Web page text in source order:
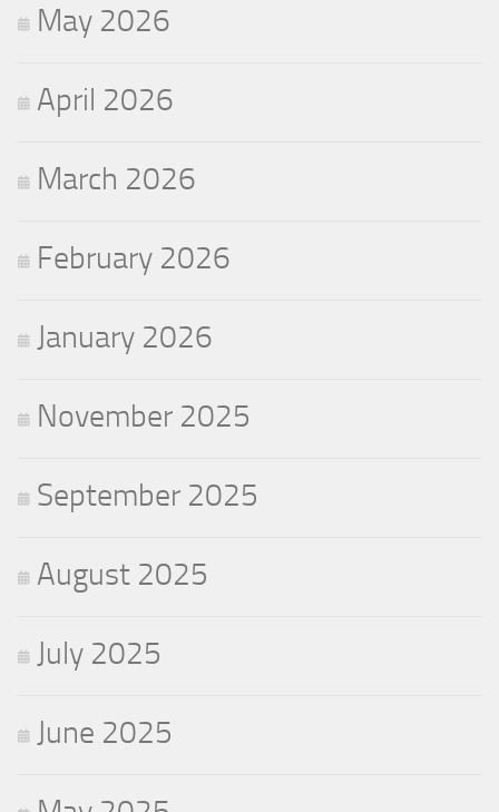
May 2026
April 2026
March 2026
February 2026
January 2026
November 2025
September 2025
August 2025
July 2025
June 2025